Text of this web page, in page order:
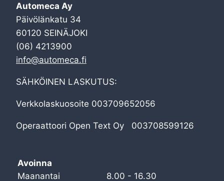
Automeca Ay
Päivölänkatu 34
60120 SEINÄJOKI
(06) 4213900
info@automeca.fi
SÄHKÖINEN LASKUTUS:
Verkkolaskuosoite 003709652056
Operaattoori Open Text Oy 003708599126
Avoinna
Maanantai
8.00 - 16.30